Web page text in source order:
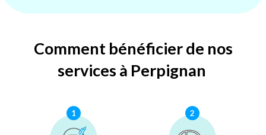
Comment bénéficier de nos
services à Perpignan
1 2